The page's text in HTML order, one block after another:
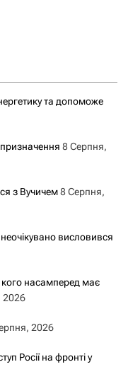
та допоможе
8 Серпня,
з Вучичем8 Серпня,
висловився
насамперед має
2026
2026
Росії на фронті у